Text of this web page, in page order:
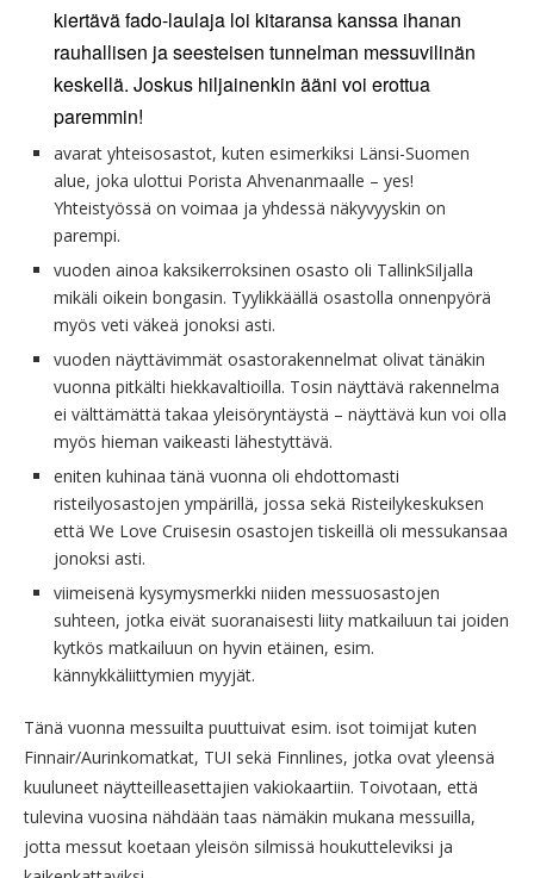
kiertävä fado-laulaja loi kitaransa kanssa ihanan
rauhallisen ja seesteisen tunnelman messuvilinän
keskellä. Joskus hiljainenkin ääni voi erottua
paremmin!
avarat yhteisosastot, kuten esimerkiksi Länsi-Suomen
alue, joka ulottui Porista Ahvenanmaalle – yes!
Yhteistyössä on voimaa ja yhdessä näkyvyyskin on
parempi.
vuoden ainoa kaksikerroksinen osasto oli TallinkSiljalla
mikäli oikein bongasin. Tyylikkäällä osastolla onnenpyörä
myös veti väkeä jonoksi asti.
vuoden näyttävimmät osastorakennelmat olivat tänäkin
vuonna pitkälti hiekkavaltioilla. Tosin näyttävä rakennelma
ei välttämättä takaa yleisöryntäystä – näyttävä kun voi olla
myös hieman vaikeasti lähestyttävä.
eniten kuhinaa tänä vuonna oli ehdottomasti
risteilyosastojen ympärillä, jossa sekä Risteilykeskuksen
että We Love Cruisesin osastojen tiskeillä oli messukansaa
jonoksi asti.
viimeisenä kysymysmerkki niiden messuosastojen
suhteen, jotka eivät suoranaisesti liity matkailuun tai joiden
kytkös matkailuun on hyvin etäinen, esim.
kännykkäliittymien myyjät.
Tänä vuonna messuilta puuttuivat esim. isot toimijat kuten
Finnair/Aurinkomatkat, TUI sekä Finnlines, jotka ovat yleensä
kuuluneet näytteilleasettajien vakiokaartiin. Toivotaan, että
tulevina vuosina nähdään taas nämäkin mukana messuilla,
jotta messut koetaan yleisön silmissä houkutteleviksi ja